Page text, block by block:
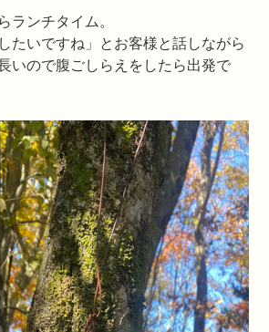
ランチタイム。
たいですね」とお客様と話しながら
いので腹ごしらえをしたら出発で